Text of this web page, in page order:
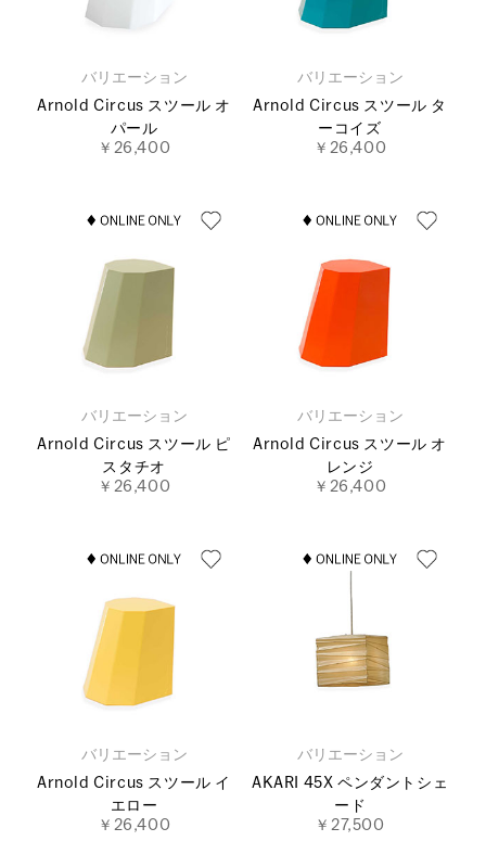
バリエーション
Arnold Circus スツール オ
パール
￥26,400
バリエーション
Arnold Circus スツール タ
ーコイズ
￥26,400
バリエーション
Arnold Circus スツール ピ
スタチオ
￥26,400
バリエーション
Arnold Circus スツール オ
レンジ
￥26,400
バリエーション
Arnold Circus スツール イ
エロー
￥26,400
バリエーション
AKARI 45X ペンダントシェ
ード
￥27,500